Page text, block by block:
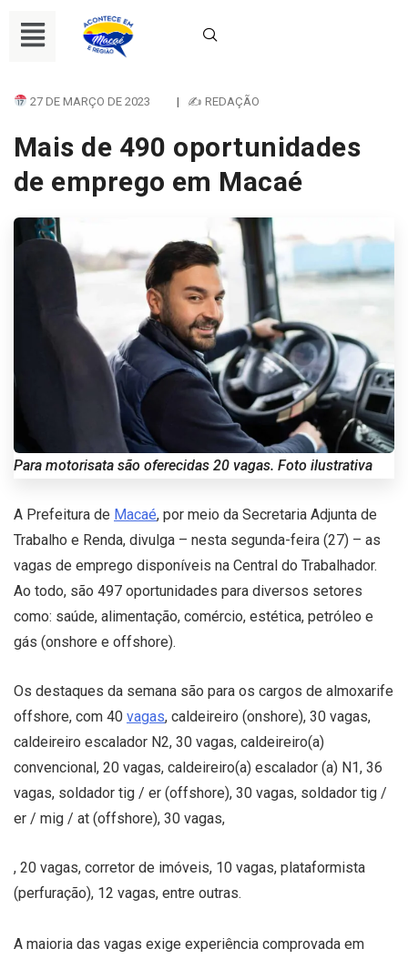
27 DE MARÇO DE 2023 | ✍ REDAÇÃO
Mais de 490 oportunidades
de emprego em Macaé
Para motorisata são oferecidas 20 vagas. Foto ilustrativa
A Prefeitura de Macaé, por meio da Secretaria Adjunta de
Trabalho e Renda, divulga – nesta segunda-feira (27) – as
vagas de emprego disponíveis na Central do Trabalhador.
Ao todo, são 497 oportunidades para diversos setores
como: saúde, alimentação, comércio, estética, petróleo e
gás (onshore e offshore).
Os destaques da semana são para os cargos de almoxarife
offshore, com 40 vagas, caldeireiro (onshore), 30 vagas,
caldeireiro escalador N2, 30 vagas, caldeireiro(a)
convencional, 20 vagas, caldeireiro(a) escalador (a) N1, 36
vagas, soldador tig / er (offshore), 30 vagas, soldador tig /
er / mig / at (offshore), 30 vagas,
, 20 vagas, corretor de imóveis, 10 vagas, plataformista
(perfuração), 12 vagas, entre outras.
A maioria das vagas exige experiência comprovada em